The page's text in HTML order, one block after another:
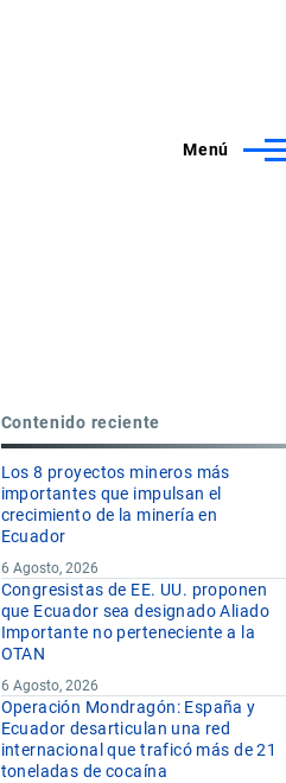
Menú
Contenido reciente
Los 8 proyectos mineros más
importantes que impulsan el
crecimiento de la minería en
Ecuador
6 Agosto, 2026
Congresistas de EE. UU. proponen
que Ecuador sea designado Aliado
Importante no perteneciente a la
OTAN
6 Agosto, 2026
Operación Mondragón: España y
Ecuador desarticulan una red
internacional que traficó más de 21
toneladas de cocaína